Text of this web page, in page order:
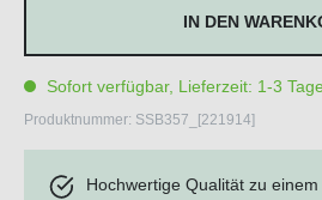
IN DEN
Sofort verfügbar, Lieferzeit: 1-3 Tage
Produktnummer: SSB357_[221914]
Hochwertige Qualität zu